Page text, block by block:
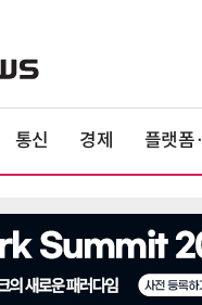
통신 경제 플랫폼